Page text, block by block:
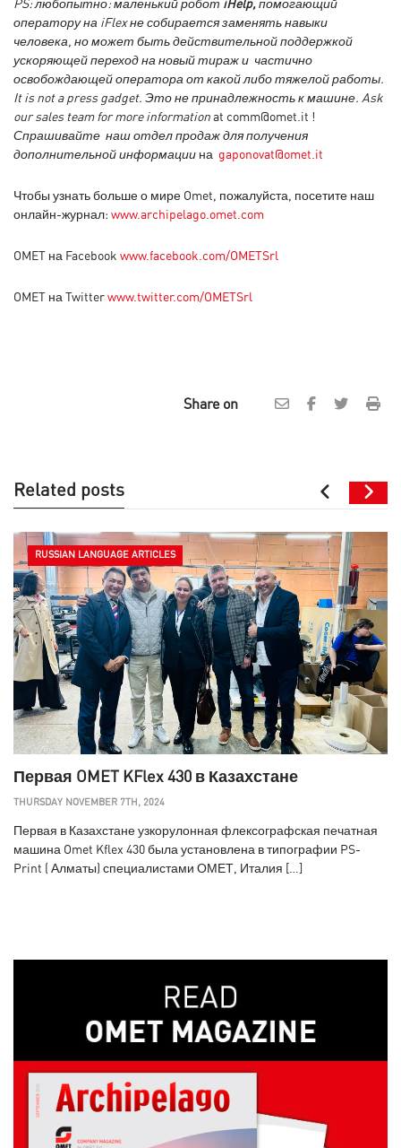
PS: любопытно: маленький робот iHelp, помогающий
оператору на iFlex не собирается заменять навыки
человека, но может быть действительной поддержкой
ускоряющей переход на новый тираж и частично
освобождающей оператора от какой либо тяжелой работы.
It is not a press gadget. Это не принадлежность к машине. Ask
our sales team for more information at comm@omet.it !
Спрашивайте наш отдел продаж для получения
дополнительной информации на gaponovat@omet.it
Чтобы узнать больше о мире Omet, пожалуйста, посетите наш
онлайн-журнал: www.archipelago.omet.com
OMET на Facebook www.facebook.com/OMETSrl
OMET на Twitter www.twitter.com/OMETSrl
Share on
Related posts
RUSSIAN LANGUAGE ARTICLES
Первая OMET KFlex 430 в Казахстане
THURSDAY NOVEMBER 7TH, 2024
Первая в Казахстане узкорулонная флексографская печатная
машина Omet Kflex 430 была установлена в типографии PS-
Print ( Алматы) специалистами ОМЕТ, Италия […]